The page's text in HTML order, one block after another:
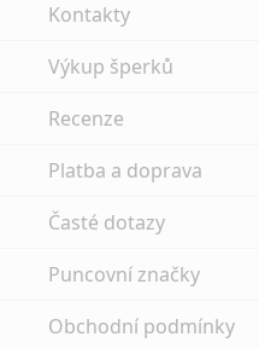
Kontakty
Výkup šperků
Recenze
Platba a doprava
Časté dotazy
Puncovní značky
Obchodní podmínky